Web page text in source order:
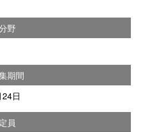
野
期間
日
定員